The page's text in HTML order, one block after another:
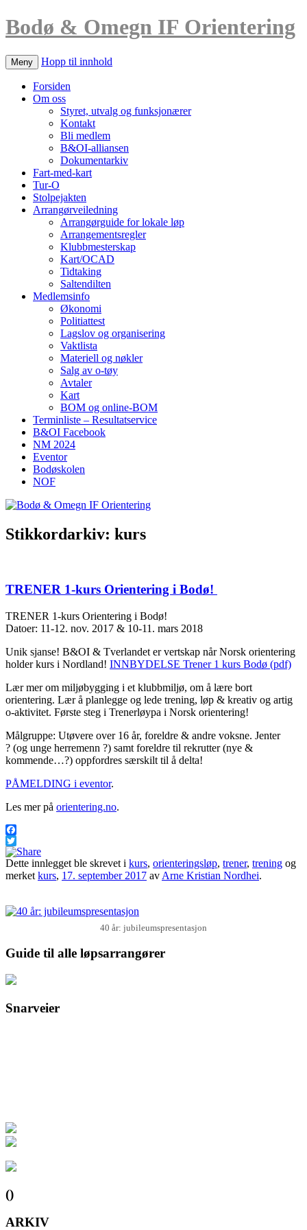
Bodø & Omegn IF Orientering
Meny Hopp til innhold
Forsiden
Om oss
Styret, utvalg og funksjonærer
Kontakt
Bli medlem
B&OI-alliansen
Dokumentarkiv
Fart-med-kart
Tur-O
Stolpejakten
Arrangørveiledning
Arrangørguide for lokale løp
Arrangementsregler
Klubbmesterskap
Kart/OCAD
Tidtaking
Saltendilten
Medlemsinfo
Økonomi
Politiattest
Lagslov og organisering
Vaktlista
Materiell og nøkler
Salg av o-tøy
Avtaler
Kart
BOM og online-BOM
Terminliste – Resultatservice
B&OI Facebook
NM 2024
Eventor
Bodøskolen
NOF
Stikkordarkiv: kurs
TRENER 1-kurs Orientering i Bodø!
TRENER 1-kurs Orientering i Bodø!
Datoer: 11-12. nov. 2017 & 10-11. mars 2018
Unik sjanse! B&OI & Tverlandet er vertskap når Norsk orientering
holder kurs i Nordland! INNBYDELSE Trener 1 kurs Bodø (pdf)
Lær mer om miljøbygging i et klubbmiljø, om å lære bort
orientering. Lær å planlegge og lede trening, løp & kreativ og artig
o-aktivitet. Første steg i Trenerløypa i Norsk orientering!
Målgruppe: Utøvere over 16 år, foreldre & andre voksne. Jenter
? (og unge herremenn ?) samt foreldre til rekrutter (nye &
kommende…?) oppfordres særskilt til å delta!
PÅMELDING i eventor.
Les mer på orientering.no.
Facebook
Twitter
Dette innlegget ble skrevet i kurs, orienteringsløp, trener, trening og
merket kurs, 17. september 2017 av Arne Kristian Nordhei.
40 år: jubileumspresentasjon
Guide til alle løpsarrangører
Snarveier
()
ARKIV